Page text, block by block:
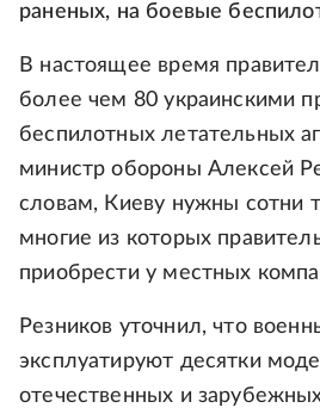
раненых, на боевые
В настоящее время
более чем 80 украинскими
беспилотных летательных
министр обороны Алексей
словам, Киеву нужны сотни
многие из которых
приобрести у местных
Резников уточнил, что
эксплуатируют десятки
отечественных и